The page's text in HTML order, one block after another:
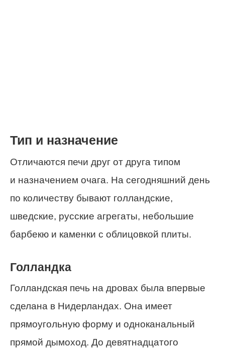
Тип и назначение
Отличаются печи друг от друга типом
и назначением очага. На сегодняшний день
по количеству бывают голландские,
шведские, русские агрегаты, небольшие
барбекю и каменки с облицовкой плиты.
Голландка
Голландская печь на дровах была впервые
сделана в Нидерландах. Она имеет
прямоугольную форму и одноканальный
прямой дымоход. До девятнадцатого